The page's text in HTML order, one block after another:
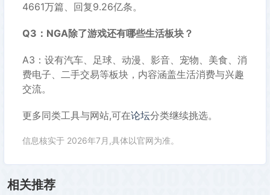
4661万篇、回复9.26亿条。
Q3：NGA除了游戏还有哪些生活板块？
A3：设有汽车、足球、动漫、影音、宠物、美食、消
费电子、二手交易等板块，内容涵盖生活消费与兴趣
交流。
更多同类工具与网站,可在论坛分类继续挑选。
信息核实于 2026年7月,具体以官网为准。
相关推荐